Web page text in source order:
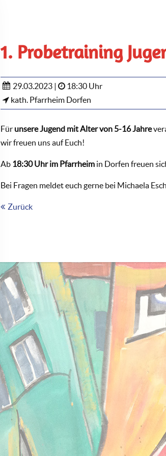
1. Probetraining
29.03.2023 |
18:30 Uhr
kath. Pfarrheim Dorfen
Für unsere Jugend mit Alter von 5-16 Jahre
wir freuen uns auf Euch!
Ab 18:30 Uhr im Pfarrheim in Dorfen freuen
Bei Fragen meldet euch gerne bei Michaela
Zurück